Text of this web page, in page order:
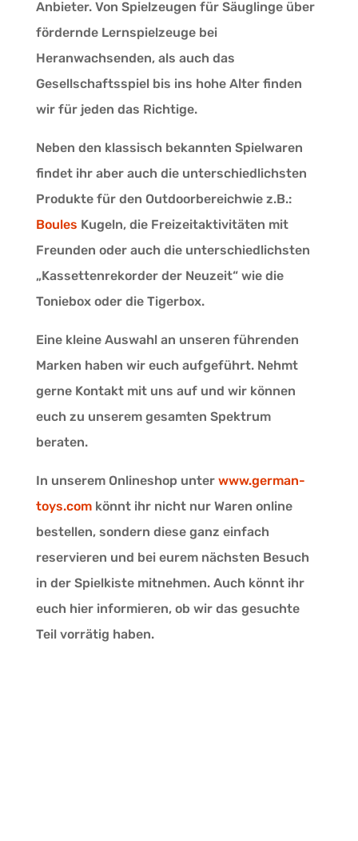
Anbieter. Von Spielzeugen für Säuglinge über
fördernde Lernspielzeuge bei
Heranwachsenden, als auch das
Gesellschaftsspiel bis ins hohe Alter finden
wir für jeden das Richtige.
Neben den klassisch bekannten Spielwaren
findet ihr aber auch die unterschiedlichsten
Produkte für den Outdoorbereichwie z.B.:
Boules Kugeln, die Freizeitaktivitäten mit
Freunden oder auch die unterschiedlichsten
„Kassettenrekorder der Neuzeit“ wie die
Toniebox oder die Tigerbox.
Eine kleine Auswahl an unseren führenden
Marken haben wir euch aufgeführt. Nehmt
gerne Kontakt mit uns auf und wir können
euch zu unserem gesamten Spektrum
beraten.
In unserem Onlineshop unter www.german-
toys.comkönnt ihr nicht nur Waren online
bestellen, sondern diese ganz einfach
reservieren und bei eurem nächsten Besuch
in der Spielkiste mitnehmen. Auch könnt ihr
euch hier informieren, ob wir das gesuchte
Teil vorrätig haben.